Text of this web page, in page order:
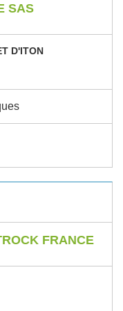
SAS
D'ITON
FRANCE